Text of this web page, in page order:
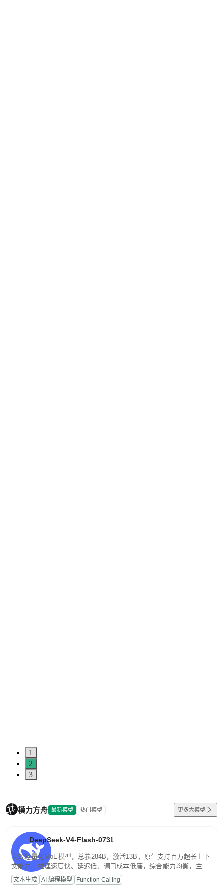
1
2
3
模力方舟 最新模型 热门模型 更多大模型
DeepSeek-V4-Flash-0731
高效轻量化MoE模型，总参284B，激活13B，原生支持百万超长上下
文能力。推理速度快、延迟低、调用成本低廉，综合能力均衡，主打
高并发、轻量化任务，适合日常对话、内容创作、基础 RAG、批量
文本生成 AI 编程模型 Function Calling